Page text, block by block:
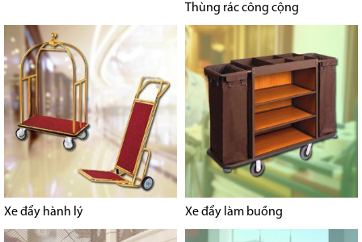
Thùng rác công cộng
Xe đẩy hành lý Xe đẩy làm buồng